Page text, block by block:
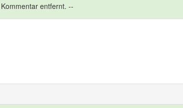
entfernt. --